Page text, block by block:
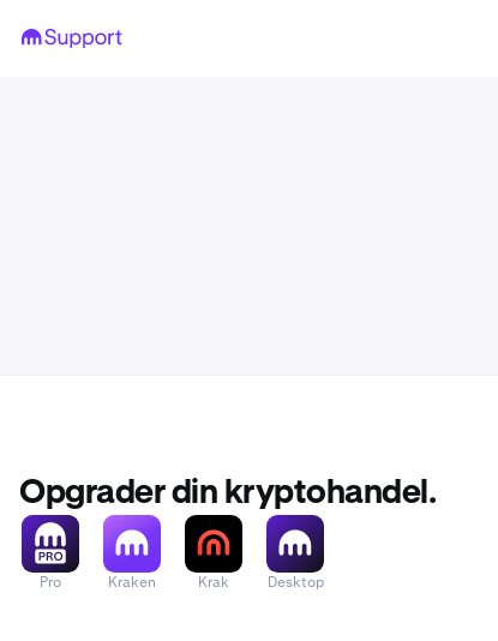
Opgrader din kryptohandel.
Pro Kraken Krak Desktop